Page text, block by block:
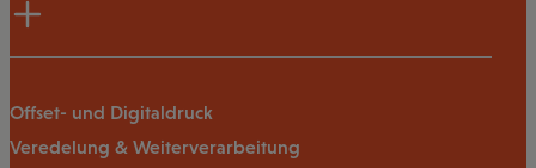
Offset- und Digitaldruck
Veredelung & Weiterverarbeitung